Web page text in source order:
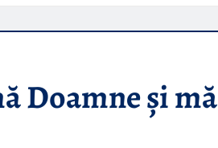
Doamne și mă